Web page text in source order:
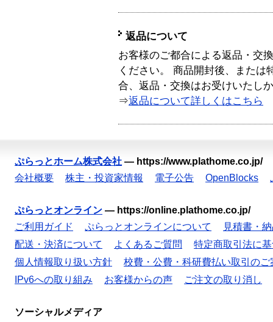
返品について
お客様のご都合による返品・交
ください。 商品開封後、または
合、返品・交換はお受けいたし
⇒返品について詳しくはこちら
ぷらっとホーム株式会社 — https://www.plathome.co.jp/
会社概要
株主・投資家情報 電子公告 OpenBlocks
ぷらっとオンライン — https://online.plathome.co.jp/
ご利用ガイド
ぷらっとオンラインについて
見積書・
配送・決済について
よくあるご質問
特定商取引法に
個人情報取り扱い方針
校費・公費・科研費払い取引のご
IPv6への取り組み
お客様からの声 ご注文の取り消し
ソーシャルメディア